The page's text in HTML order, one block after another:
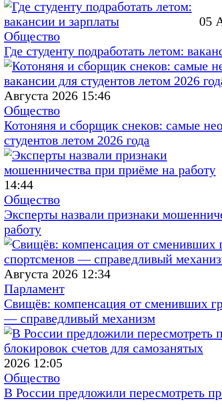
05
Общество
Где студенту подработать летом:
Августа 2026 15:46
Общество
Котоняня и сборщик снеков: самые
студентов летом 2026 года
14:44
Общество
Эксперты назвали признаки
работу
Августа 2026 12:34
Парламент
Свищёв: компенсация от сменивших
— справедливый механизм
2026 12:05
Общество
В России предложили пересмотреть